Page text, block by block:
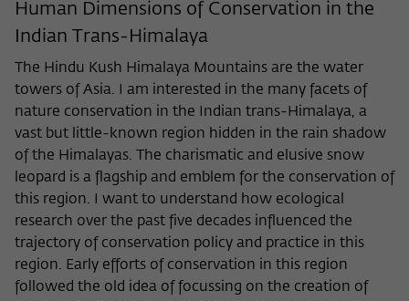
Human Dimensions of Conservation in the
Indian Trans-Himalaya
The Hindu Kush Himalaya Mountains are the water
towers of Asia. I am interested in the many facets of
nature conservation in the Indian trans-Himalaya, a
vast but little-known region hidden in the rain shadow
of the Himalayas. The charismatic and elusive snow
leopard is a flagship and emblem for the conservation of
this region. I want to understand how ecological
research over the past five decades influenced the
trajectory of conservation policy and practice in this
region. Early efforts of conservation in this region
followed the old idea of focussing on the creation of
Zweck
der/die Besucher:in durch eine Verlinkung
auf wiko-berlin.de weitergeleitet wurde.
Name _pk_ses
Anbieter Matomo
Laufzeit 30 Minuten
Zweck
Dieses kurzlebige Cookie wird dazu
verwendet, vorübergehend Daten über
den aktuellen Aufenthalt des Besuchs auf
der Webseite des Wissenschaftskollegs
zu speichern.
können